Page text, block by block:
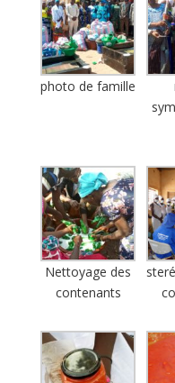
photo de famille
Nettoyage des
contenants